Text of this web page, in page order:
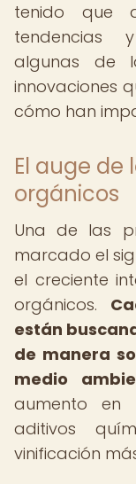
tenido que
tendencias
algunas de
innovaciones
cómo han
El auge de
orgánicos
Una de las
marcado el
el creciente
orgánicos.
están
de manera
medio
aumento en
aditivos
vinificación